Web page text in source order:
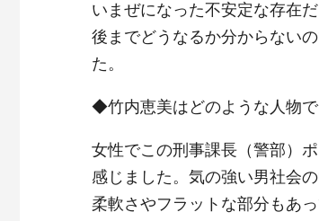
いまぜになった不安定な存在
後までどうなるか分からない
た。
◆竹内恵美はどのような人物で
女性でこの刑事課長（警部）
感じました。気の強い男社会
柔軟さやフラットな部分もあ